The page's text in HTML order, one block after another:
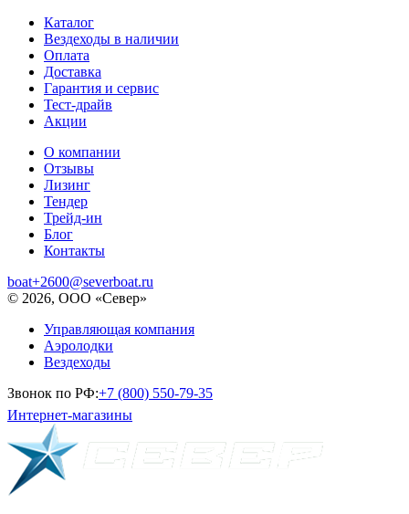
Каталог
Вездеходы в наличии
Оплата
Доставка
Гарантия и сервис
Тест-драйв
Акции
О компании
Отзывы
Лизинг
Тендер
Трейд-ин
Блог
Контакты
boat+2600@severboat.ru
© 2026, ООО «Север»
Управляющая компания
Аэролодки
Вездеходы
Звонок по РФ:+7 (800) 550-79-35
Интернет-магазины